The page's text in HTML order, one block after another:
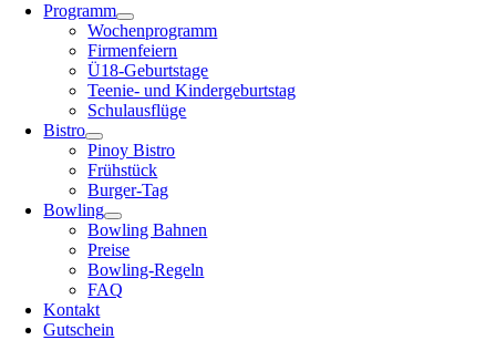
Programm
Wochenprogramm
Firmenfeiern
Ü18-Geburtstage
Teenie- und Kindergeburtstag
Schulausflüge
Bistro
Pinoy Bistro
Frühstück
Burger-Tag
Bowling
Bowling Bahnen
Preise
Bowling-Regeln
FAQ
Kontakt
Gutschein